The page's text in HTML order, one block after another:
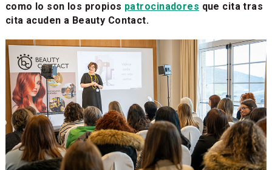
como lo son los propios patrocinadores que cita tras
cita acuden a Beauty Contact.